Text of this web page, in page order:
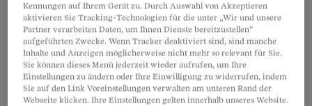
Diese Punkte sollten Gläubiger bezüglich
Privatdarlehen abklären:
Darf ich jemandem Geld leihen?
Ist ein Darlehensvertrag zwingend?
Kennungen auf Ihrem Gerät zu. Durch Auswahl von Akzeptieren
aktivieren Sie Tracking-Technologien für die unter „Wir und unsere
Partner verarbeiten Daten, um Ihnen Dienste bereitzustellen“
aufgeführten Zwecke. Wenn Tracker deaktiviert sind, sind manche
Inhalte und Anzeigen möglicherweise nicht mehr so relevant für Sie.
Sie können dieses Menü jederzeit wieder aufrufen, um Ihre
Einstellungen zu ändern oder Ihre Einwilligung zu widerrufen, indem
Sie auf den Link Voreinstellungen verwalten am unteren Rand der
Webseite klicken. Ihre Einstellungen gelten innerhalb unseres Website.